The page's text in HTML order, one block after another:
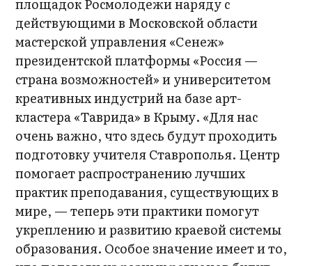
площадок Росмолодежи наряду с
действующими в Московской области
мастерской управления «Сенеж»
президентской платформы «Россия —
страна возможностей» и университетом
креативных индустрий на базе арт-
кластера «Таврида» в Крыму. «Для нас
очень важно, что здесь будут проходить
подготовку учителя Ставрополья. Центр
помогает распространению лучших
практик преподавания, существующих в
мире, — теперь эти практики помогут
укреплению и развитию краевой системы
образования. Особое значение имеет и то,